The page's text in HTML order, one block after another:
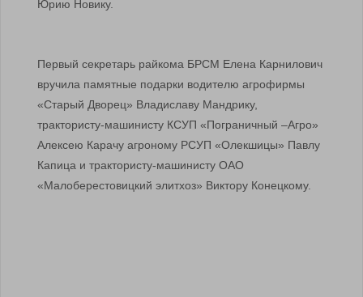
Юрию Новику.
Первый секретарь райкома БРСМ Елена Карнилович
вручила памятные подарки водителю агрофирмы
«Старый Дворец» Владиславу Мандрику,
трактористу-машинисту КСУП «Пограничный –Агро»
Алексею Карачу агроному РСУП «Олекшицы» Павлу
Капица и трактористу-машинисту ОАО
«Малоберестовицкий элитхоз» Виктору Конецкому.